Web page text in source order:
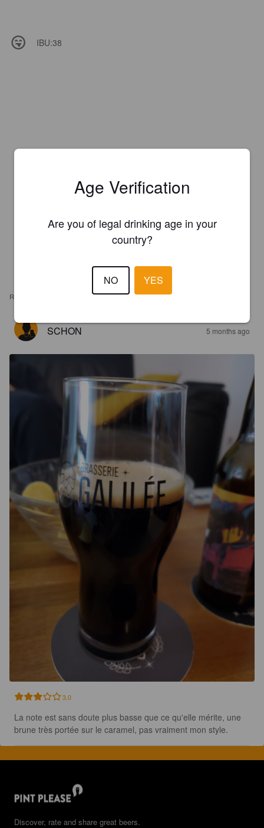
IBU:38
REVIEWS
SCHON 5 months ago
3.0
La note est sans doute plus basse que ce qu'elle mérite, une
brune très portée sur le caramel, pas vraiment mon style.
Discover, rate and share great beers.
Age Verification
Are you of legal drinking age in your
country?
NO YES